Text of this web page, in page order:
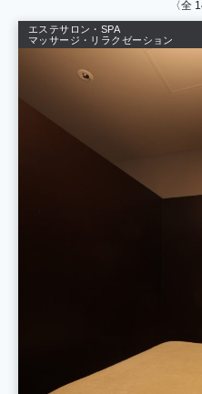
〈全
エステサロン・SPA
マッサージ・リラクゼーション